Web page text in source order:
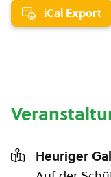
iCal Export
Heuriger